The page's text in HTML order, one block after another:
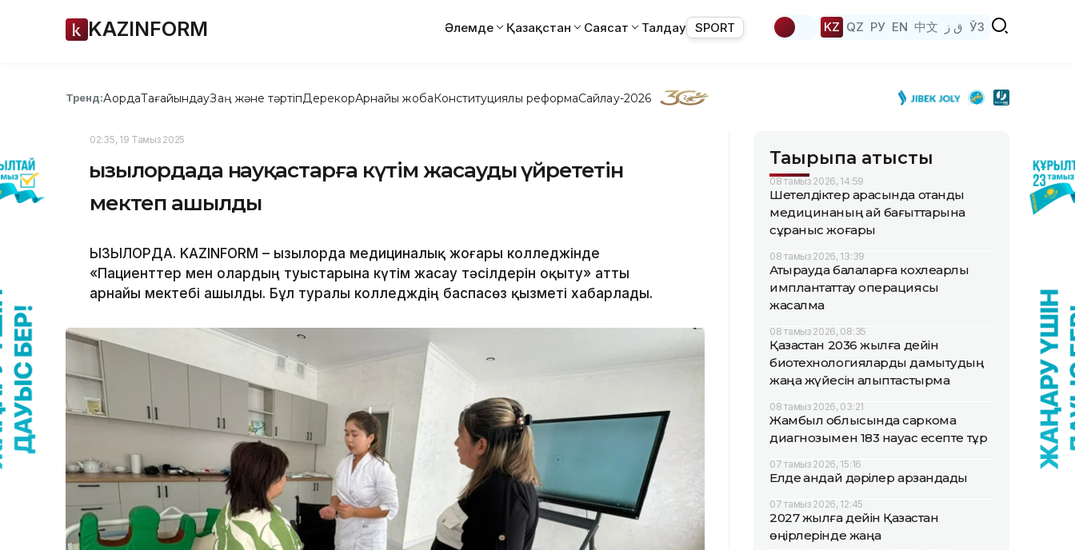
KAZINFORM Әлемде Қазақстан Саясат Талдау SPORT KZ QZ РУ EN 中文 ق ز ЎЗ
Тренд:АқордаТағайындауЗаң және тәртіпДерекқорАрнайы жобаКонституциялық реформаСайлау-2026
02:35, 19 Тамыз 2025
Қызылордада науқастарға күтім жасауды үйрететін
мектеп ашылды
ҚЫЗЫЛОРДА. KAZINFORM – Қызылорда медициналық жоғары колледжінде
«Пациенттер мен олардың туыстарына күтім жасау тәсілдерін оқыту» атты
арнайы мектебі ашылды. Бұл туралы колледждің баспасөз қызметі хабарлады.
Тақырыпқа қатысты
08 тамыз 2026, 14:59
Шетелдіктер арасында отандық
медицинаның қай бағыттарына
сұраныс жоғары
08 тамыз 2026, 13:39
Атырауда балаларға кохлеарлық
имплантаттау операциясы
жасалмақ
08 тамыз 2026, 08:35
Қазақстан 2036 жылға дейін
биотехнологияларды дамытудың
жаңа жүйесін қалыптастырмақ
08 тамыз 2026, 03:21
Жамбыл облысында саркома
диагнозымен 183 науқас есепте тұр
07 тамыз 2026, 15:16
Елде қандай дәрілер арзандады
07 тамыз 2026, 12:45
2027 жылға дейін Қазақстан
өңірлерінде жаңа